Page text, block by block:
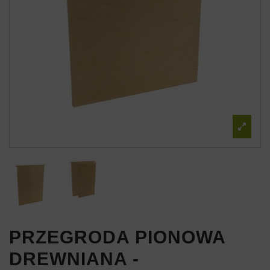
PRZEGRODA PIONOWA
DREWNIANA -